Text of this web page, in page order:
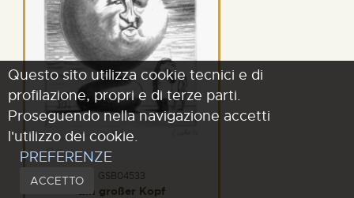
GSB04533
Ein großer Kopf
Questo sito utilizza cookie tecnici e di
profilazione, propri e di terze parti.
Proseguendo nella navigazione accetti
l'utilizzo dei cookie.
PREFERENZE
ACCETTO